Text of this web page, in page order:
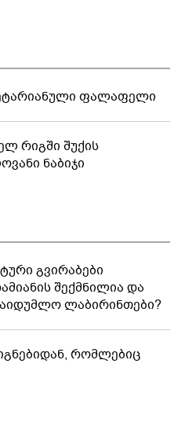
ფალაფელი
რიგში შუქის
ნაბიჯი
გვირაბები
შექმნილია და
ლაბირინთები?
რომლებიც